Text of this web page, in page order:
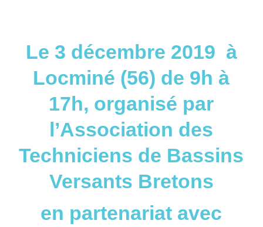
Le 3 décembre 2019 à
Locminé (56) de 9h à
17h, organisé par
l’Association des
Techniciens de Bassins
Versants Bretons
en partenariat avec